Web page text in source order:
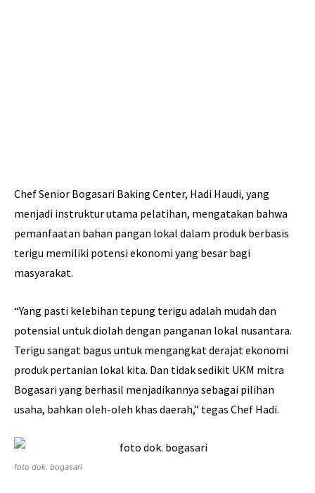
Chef Senior Bogasari Baking Center, Hadi Haudi, yang
menjadi instruktur utama pelatihan, mengatakan bahwa
pemanfaatan bahan pangan lokal dalam produk berbasis
terigu memiliki potensi ekonomi yang besar bagi
masyarakat.
“Yang pasti kelebihan tepung terigu adalah mudah dan
potensial untuk diolah dengan panganan lokal nusantara.
Terigu sangat bagus untuk mengangkat derajat ekonomi
produk pertanian lokal kita. Dan tidak sedikit UKM mitra
Bogasari yang berhasil menjadikannya sebagai pilihan
usaha, bahkan oleh-oleh khas daerah,” tegas Chef Hadi.
foto dok. bogasari